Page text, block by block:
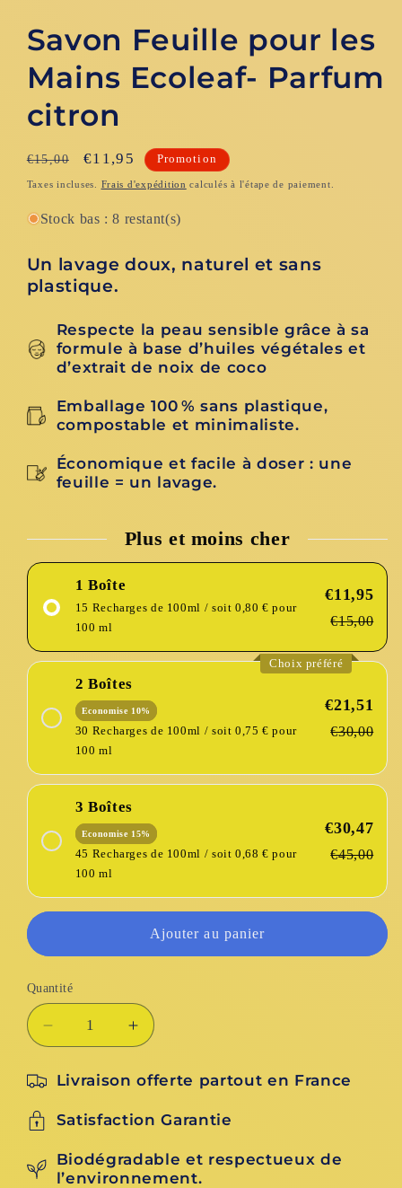
Savon Feuille pour les
Mains Ecoleaf- Parfum
citron
Prix
habituel
€15,00
Prix
promotionnel
€11,95 Promotion
Taxes incluses. Frais d'expédition calculés à l'étape de paiement.
Stock bas : 8 restant(s)
Un lavage doux, naturel et sans
plastique.
Respecte la peau sensible grâce à sa
formule à base d’huiles végétales et
d’extrait de noix de coco
Emballage 100 % sans plastique,
compostable et minimaliste.
Économique et facile à doser : une
feuille = un lavage.
Plus et moins cher
1 Boîte
15 Recharges de 100ml / soit 0,80 € pour
100 ml
€11,95
€15,00
Choix préféré
2 Boîtes
Economise 10%
30 Recharges de 100ml / soit 0,75 € pour
100 ml
€21,51
€30,00
3 Boîtes
Economise 15%
45 Recharges de 100ml / soit 0,68 € pour
100 ml
€30,47
€45,00
Ajouter au panier
Quantité
Réduire
la
quantité
de
Savon
Feuille
pour
les
Augmenter
la
quantité
Savon
Feuille
pour
les
Livraison offerte partout en France
Satisfaction Garantie
Biodégradable et respectueux de
l’environnement.